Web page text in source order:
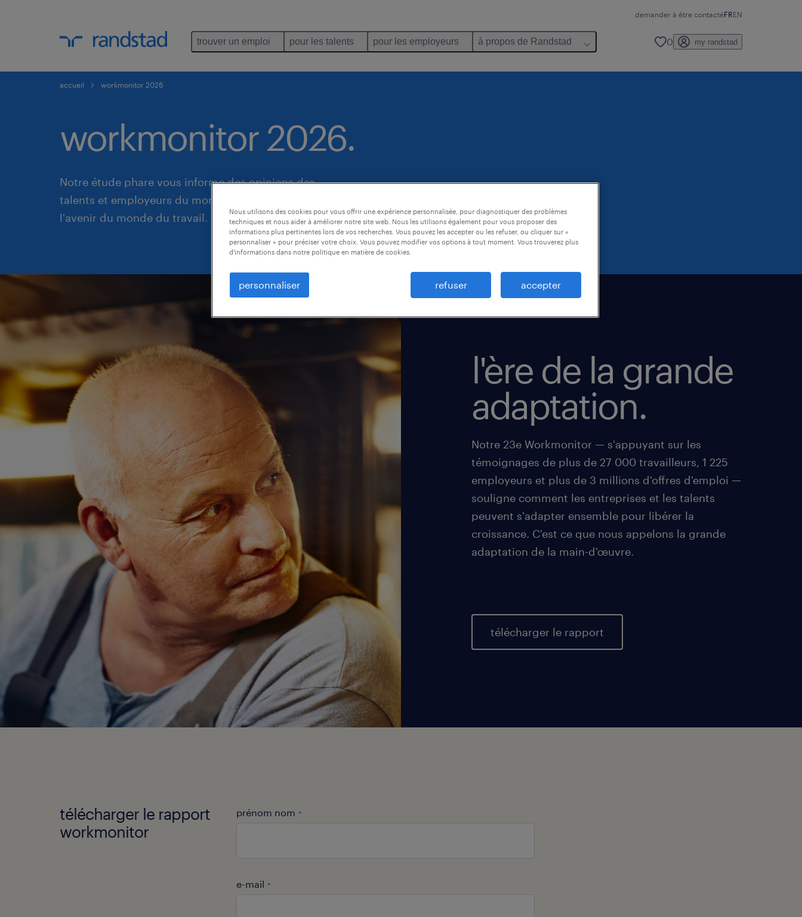
demander à être contactéFREN
trouver un emploi pour les talents pour les employeurs à propos de Randstad 0 my randstad
accueil workmonitor 2026
workmonitor 2026.
Notre étude phare vous informe des opinions des
talents et employeurs du monde entier quant à
l'avenir du monde du travail.
l'ère de la grande
adaptation.
Notre 23e Workmonitor — s'appuyant sur les
témoignages de plus de 27 000 travailleurs, 1 225
employeurs et plus de 3 millions d'offres d'emploi —
souligne comment les entreprises et les talents
peuvent s'adapter ensemble pour libérer la
croissance. C'est ce que nous appelons la grande
adaptation de la main-d'œuvre.
télécharger le rapport
télécharger le rapport
workmonitor
prénom nom *
e-mail *
Nous utilisons des cookies pour vous offrir une expérience personnalisée, pour diagnostiquer des problèmes
techniques et nous aider à améliorer notre site web. Nous les utilisons également pour vous proposer des
informations plus pertinentes lors de vos recherches. Vous pouvez les accepter ou les refuser, ou cliquer sur «
personnaliser » pour préciser votre choix. Vous pouvez modifier vos options à tout moment. Vous trouverez plus
d'informations dans notre politique en matière de cookies.
personnaliser refuser accepter